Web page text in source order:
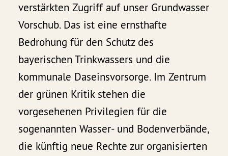
verstärkten Zugriff auf unser Grundwasser
Vorschub. Das ist eine ernsthafte
Bedrohung für den Schutz des
bayerischen Trinkwassers und die
kommunale Daseinsvorsorge. Im Zentrum
der grünen Kritik stehen die
vorgesehenen Privilegien für die
sogenannten Wasser- und Bodenverbände,
die künftig neue Rechte zur organisierten